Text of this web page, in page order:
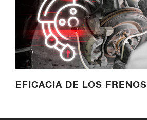
EFICACIA DE LOS FRENOS